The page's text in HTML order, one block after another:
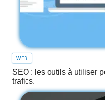
WEB
SEO : les outils à utiliser
trafics.